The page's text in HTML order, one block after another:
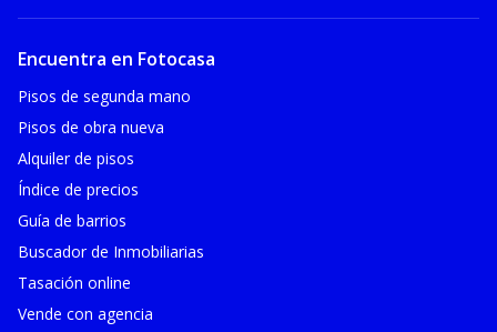
Encuentra en Fotocasa
Pisos de segunda mano
Pisos de obra nueva
Alquiler de pisos
Índice de precios
Guía de barrios
Buscador de Inmobiliarias
Tasación online
Vende con agencia